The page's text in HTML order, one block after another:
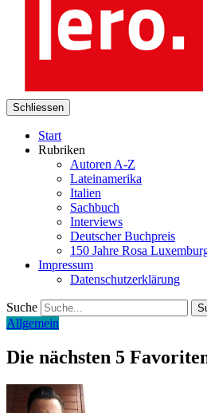
Schliessen
Start
Rubriken
Autoren A-Z
Lateinamerika
Italien
Sachbuch
Interviews
Deutscher Buchpreis
150 Jahre Rosa
Impressum
Datenschutzerklärung
Suche
Allgemein
Die nächsten 5